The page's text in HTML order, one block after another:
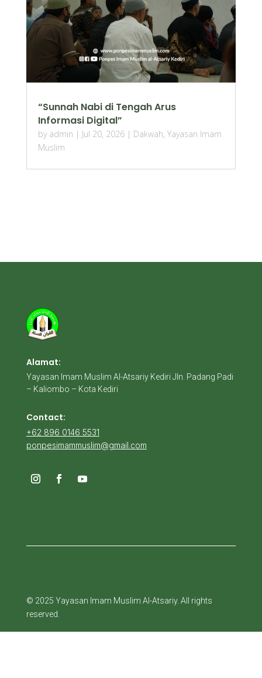
“Sunnah Nabi di Tengah Arus
Informasi Digital”
by admin | Jul 20, 2026| Dakwah, Yayasan Imam
Muslim
Alamat:
Yayasan Imam Muslim Al-Atsariy Kediri Jln. Padang Padi
– Kaliombo – Kota Kediri
Contact:
+62 896 0146 5531
ponpesimammuslim@gmail.com
© 2025 Yayasan Imam Muslim Al-Atsariy. All rights
reserved.